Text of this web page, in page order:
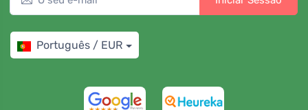
Português / EUR